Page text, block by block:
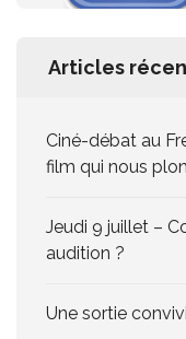
Articles
Ciné-débat au
film qui nous
Jeudi 9 juillet –
audition ?
Une sortie